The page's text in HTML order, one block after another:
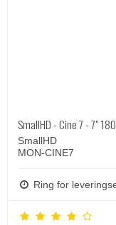
SmallHD - Cine 7 - 7"
SmallHD
MON-CINE7
Ring for